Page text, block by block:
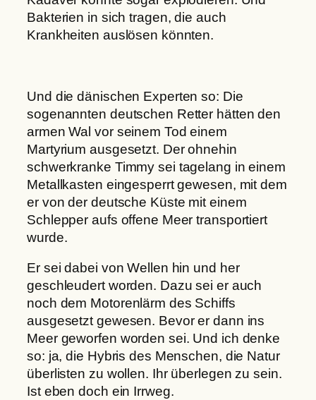
Bakterien in sich tragen, die auch
Krankheiten auslösen könnten.
Und die dänischen Experten so: Die
sogenannten deutschen Retter hätten den
armen Wal vor seinem Tod einem
Martyrium ausgesetzt. Der ohnehin
schwerkranke Timmy sei tagelang in einem
Metallkasten eingesperrt gewesen, mit dem
er von der deutsche Küste mit einem
Schlepper aufs offene Meer transportiert
wurde.
Er sei dabei von Wellen hin und her
geschleudert worden. Dazu sei er auch
noch dem Motorenlärm des Schiffs
ausgesetzt gewesen. Bevor er dann ins
Meer geworfen worden sei. Und ich denke
so: ja, die Hybris des Menschen, die Natur
überlisten zu wollen. Ihr überlegen zu sein.
Ist eben doch ein Irrweg.